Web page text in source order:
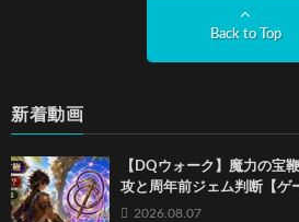
Back to Top
新着動画
【DQウォーク】魔力の宝
攻と周年前ジェム判断【ゲ
2026.08.07